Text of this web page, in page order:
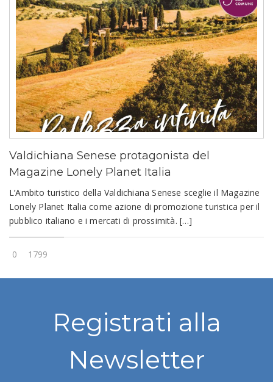
Valdichiana Senese protagonista del
Magazine Lonely Planet Italia
L’Ambito turistico della Valdichiana Senese sceglie il Magazine
Lonely Planet Italia come azione di promozione turistica per il
pubblico italiano e i mercati di prossimità. […]
0 1799
Registrati alla
Newsletter